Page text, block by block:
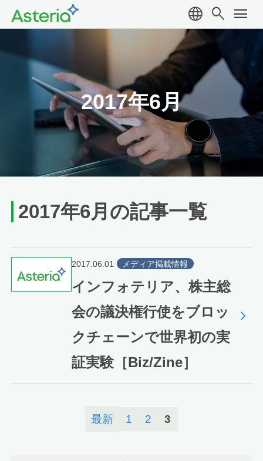
language search menu
2017年6月
2017年6月の記事一覧
2017.06.01 メディア掲載情報
インフォテリア、株主総
会の議決権行使をブロッ
クチェーンで世界初の実
証実験［Biz/Zine］
最新 1 2 3